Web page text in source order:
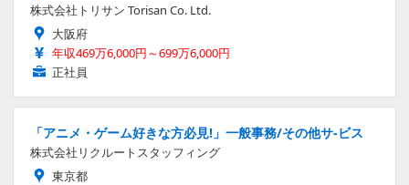
株式会社トリサン Torisan Co. Ltd.
大阪府
年収469万6,000円～699万6,000円
正社員
「アニメ・ゲーム好きな方必見!」一般事務/その他サ-ビス
株式会社リクルートスタッフィング
東京都